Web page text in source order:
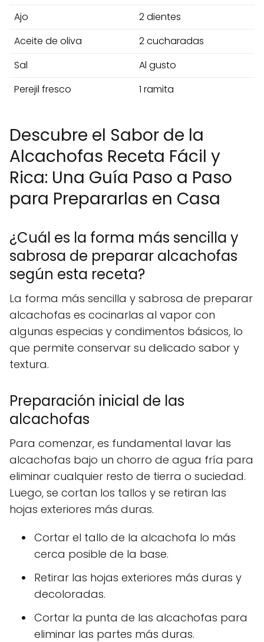
Ajo
2 dientes
Aceite de oliva
2 cucharadas
Sal
Al gusto
Perejil fresco
1 ramita
Descubre el Sabor de la
Alcachofas Receta Fácil y
Rica: Una Guía Paso a Paso
para Prepararlas en Casa
¿Cuál es la forma más sencilla y
sabrosa de preparar alcachofas
según esta receta?
La forma más sencilla y sabrosa de preparar
alcachofas es cocinarlas al vapor con
algunas especias y condimentos básicos, lo
que permite conservar su delicado sabor y
textura.
Preparación inicial de las
alcachofas
Para comenzar, es fundamental lavar las
alcachofas bajo un chorro de agua fría para
eliminar cualquier resto de tierra o suciedad.
Luego, se cortan los tallos y se retiran las
hojas exteriores más duras.
Cortar el tallo de la alcachofa lo más
cerca posible de la base.
Retirar las hojas exteriores más duras y
decoloradas.
Cortar la punta de las alcachofas para
eliminar las partes más duras.